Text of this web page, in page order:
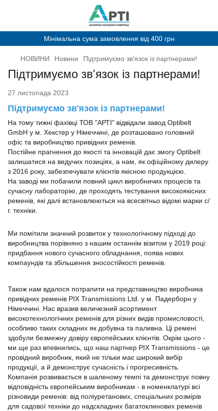
Мінімальна сума замовлення від 400 грн
НОВИНИ Новини Підтримуємо зв'язок із партнерами!
Підтримуємо зв'язок із партнерами!
27 листопада 2023
Підтримуємо зв'язок із партнерами!
На тому тижні фахівці ТОВ "АРТІ" відвідали завод Optibelt
GmbH у м. Хекстер у Німеччині, де розташовано головний
офіс та виробництво привідних ременів.
Постійне прагнення до якості та інновацій дає змогу Optibelt
залишатися на ведучих позиціях, а нам, як офіційному дилеру
з 2016 року, забезпечувати клієнтів якісною продукцією.
На заводі ми побачили повний цикл виробничих процесів та
сучасну лабораторію, де проходять тестування високоякісних
ременів, які далі встановлюються на всесвітньо відомі марки с/
г. техніки.
Ми помітили значний розвиток у технологічному підході до
виробництва порівняно з нашим останнім візитом у 2019 році:
придбання нового сучасного обладнання, поява нових
компаундів та збільшення зносостійкості ременів.
Також нам вдалося потрапити на представництво виробника
привідних ременів PIX Transmissions Ltd. у м. Падерборн у
Німеччині. Нас вразив величезний асортимент
високотехнологічних ременів для різних видів промисловості,
особливо таких складних як добувна та паливна. Ці ремені
здобули безмежну довіру європейських клієнтів. Окрім цього -
ми ще раз впевнились, що наш партнер PIX Transmissions - це
провідний виробник, який не тільки має широкий вибір
продукції, а й демонструє сучасність і прогресивність.
Компанія розвивається в шаленому темпі та демонструє повну
відповідність європейським виробникам - в номенклатурі всі
різновиди ременів: від поліуретанових, спеціальних розмірів
для садової техніки до надскладних багатоклинових ременів